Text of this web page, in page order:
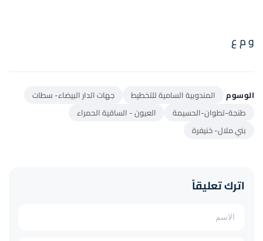
و م ع
الوسوم المندوبية السامية للتخطيط
جهات الدار البيضاء- سطات
طنجة-تطوان-الحسيمة
العيون - الساقية الحمراء
بني ملال- خنيفرة
اترك تعليقاً